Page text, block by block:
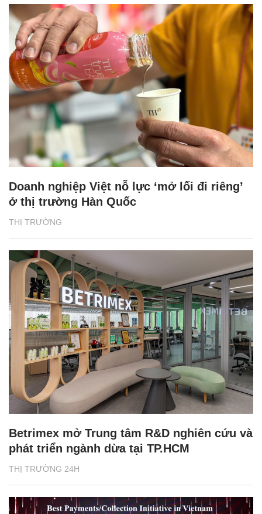
THỊ TRƯỜNG
Doanh nghiệp Việt nỗ lực ‘mở lối đi riêng’
ở thị trường Hàn Quốc
THỊ TRƯỜNG 24H
Betrimex mở Trung tâm R&D nghiên cứu và
phát triển ngành dừa tại TP.HCM